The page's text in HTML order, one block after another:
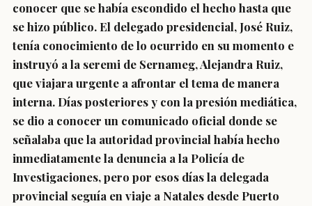
conocer que se había escondido el hecho hasta que
se hizo público. El delegado presidencial, José Ruiz,
tenía conocimiento de lo ocurrido en su momento e
instruyó a la seremi de Sernameg, Alejandra Ruiz,
que viajara urgente a afrontar el tema de manera
interna. Días posteriores y con la presión mediática,
se dio a conocer un comunicado oficial donde se
señalaba que la autoridad provincial había hecho
inmediatamente la denuncia a la Policía de
Investigaciones, pero por esos días la delegada
provincial seguía en viaje a Natales desde Puerto